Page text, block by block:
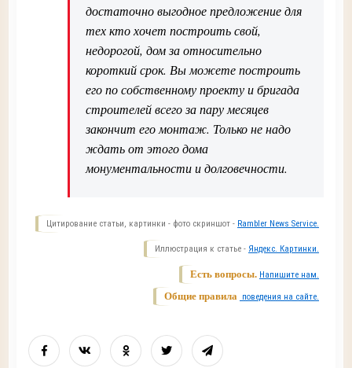
достаточно выгодное предложение для
тех кто хочет построить свой,
недорогой, дом за относительно
короткий срок. Вы можете построить
его по собственному проекту и бригада
строителей всего за пару месяцев
закончит его монтаж. Только не надо
ждать от этого дома
монументальности и долговечности.
Цитирование статьи, картинки - фото скриншот - Rambler News Service.
Иллюстрация к статье - Яндекс. Картинки.
Есть вопросы. Напишите нам.
Общие правила поведения на сайте.